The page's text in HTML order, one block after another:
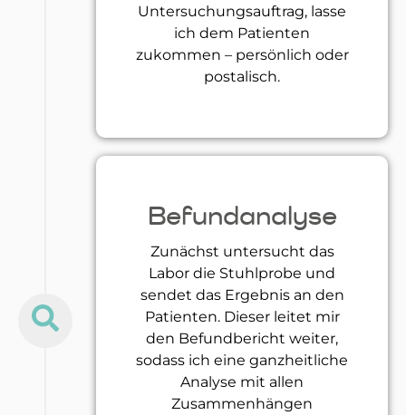
Untersuchungsauftrag, lasse
ich dem Patienten
zukommen – persönlich oder
postalisch.
Befundanalyse
Zunächst untersucht das
Labor die Stuhlprobe und
sendet das Ergebnis an den
Patienten. Dieser leitet mir
den Befundbericht weiter,
sodass ich eine ganzheitliche
Analyse mit allen
Zusammenhängen